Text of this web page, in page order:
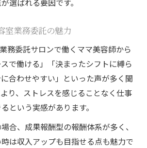
選ばれる要因です。
室業務委託の魅力
務委託サロンで働くママ美容師から
で働ける」「決まったシフトに縛ら
合わせやすい」といった声が多く聞
り、ストレスを感じることなく仕事
という実感があります。
合、成果報酬型の報酬体系が多く、
は収入アップも目指せる点も魅力で